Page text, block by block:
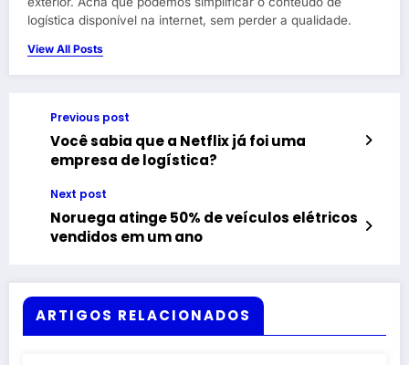
logística disponível na internet, sem perder a qualidade.
View All Posts
Previous post
Você sabia que a Netflix já foi uma
empresa de logística?
Next post
Noruega atinge 50% de veículos elétricos
vendidos em um ano
ARTIGOS RELACIONADOS